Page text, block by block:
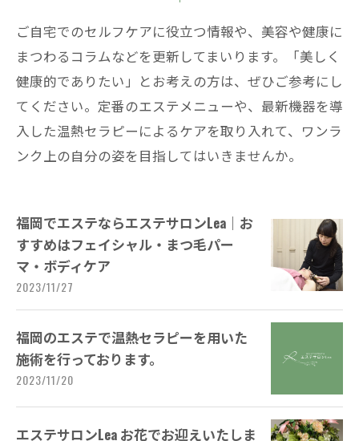
ご自宅でのセルフケアに役立つ情報や、美容や健康に
まつわるコラムなどを更新してまいります。「美しく
健康的でありたい」とお考えの方は、ぜひご参考にし
てください。定番のエステメニューや、最新機器を導
入した温熱セラピーによるケアを取り入れて、ワンラ
ンク上の自分の姿を目指してはいきませんか。
福岡でエステならエステサロンLea｜お
すすめはフェイシャル・まつ毛パー
マ・ボディケア
2023/11/27
福岡のエステで温熱セラピーを用いた
施術を行っております。
2023/11/20
エステサロンLea お花でお迎えいたしま